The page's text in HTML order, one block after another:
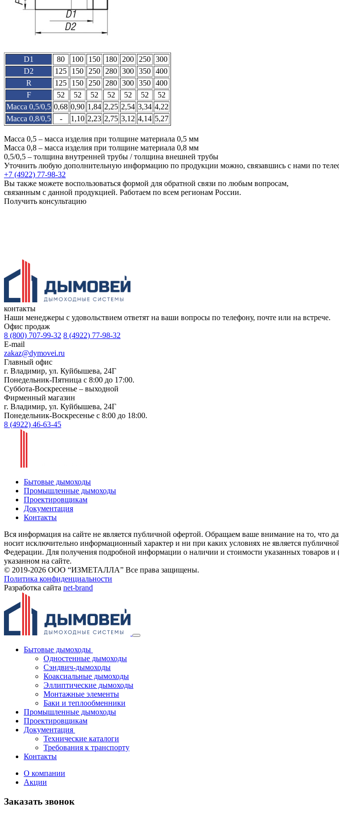
D1 80 100 150 180 200 250 300
D2
125 150 250 280 300 350 400
R
125 150 250 280 300 350 400
F
52 52 52 52 52 52
52
Масса 0,5/0,5 0,68 0,90 1,84 2,25 2,54 3,34 4,22
Масса 0,8/0,5
- 1,10 2,23 2,75 3,12 4,14 5,27
Масса 0,5 – масса изделия при толщине материала 0,5 мм
Масса 0,8 – масса изделия при толщине материала 0,8 мм
0,5/0,5 – толщина внутренней трубы / толщина внешней трубы
Уточнить любую дополнительную информацию по продукции можно, связавшись с нами по
+7 (4922) 77-98-32
Вы также можете воспользоваться формой для обратной связи по любым вопросам,
связанным с данной продукцией. Работаем по всем регионам России.
Получить консультацию
контакты
Наши менеджеры с удовольствием ответят на ваши вопросы по телефону, почте или на встрече.
Офис продаж
8 (800) 707-99-32 8 (4922) 77-98-32
E-mail
zakaz@dymovei.ru
Главный офис
г. Владимир, ул. Куйбышева, 24Г
Понедельник-Пятница с 8:00 до 17:00.
Суббота-Воскресенье – выходной
Фирменный магазин
г. Владимир, ул. Куйбышева, 24Г
Понедельник-Воскресенье с 8:00 до 18:00.
8 (4922) 46-63-45
Бытовые дымоходы
Промышленные дымоходы
Проектировщикам
Документация
Контакты
Вся информация на сайте не является публичной офертой. Обращаем ваше внимание на то, что
носит исключительно информационный характер и ни при каких условиях не является
Федерации. Для получения подробной информации о наличии и стоимости указанных товаров
указанном на сайте.
© 2019-2026 ООО “ИЗМЕТАЛЛА” Все права защищены.
Политика конфиденциальности
Разработка сайта net-brand
Бытовые дымоходы
Одностенные дымоходы
Сэндвич-дымоходы
Коаксиальные дымоходы
Эллиптические дымоходы
Монтажные элементы
Баки и теплообменники
Промышленные дымоходы
Проектировщикам
Документация
Технические каталоги
Требования к транспорту
Контакты
О компании
Акции
Заказать звонок